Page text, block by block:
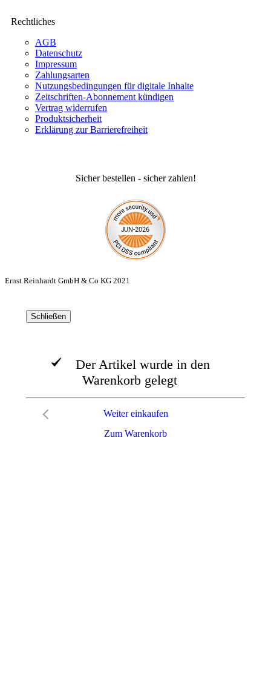
Rechtliches
AGB
Datenschutz
Impressum
Zahlungsarten
Nutzungsbedingungen für digitale Inhalte
Zeitschriften-Abonnement kündigen
Vertrag widerrufen
Produktsicherheit
Erklärung zur Barrierefreiheit
Sicher bestellen - sicher zahlen!
Ernst Reinhardt GmbH & Co KG 2021
Schließen
Der Artikel wurde in den
Warenkorb gelegt
Zum Warenkorb
Weiter einkaufen